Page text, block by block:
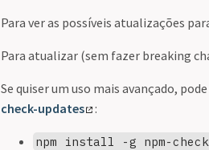
Para ver as possíveis atualizações
Para atualizar (sem fazer breaking
Se quiser um uso mais avançado,
check-updates
:
npm install -g npm-